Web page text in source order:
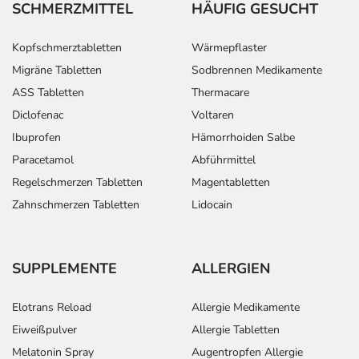
Einnahme vergessen?
Zeitpunkt ganz normal (also nicht mit der doppelten
Menge) fort.
Generell gilt: Achten Sie vor allem bei Säuglingen,
Kleinkindern und älteren Menschen auf eine
gewissenhafte Dosierung. Im Zweifelsfalle fragen Sie
Ihren Arzt oder Apotheker nach etwaigen Auswirkungen
oder Vorsichtsmaßnahmen.
individuell abstimmt, sollten Sie das Arzneimittel daher
Aufbewahrung
Wichtige Hinweise
SCHMERZMITTEL
Kopfschmerztabletten
Migräne Tabletten
ASS Tabletten
Diclofenac
Ibuprofen
Paracetamol
Regelschmerzen Tabletten
Zahnschmerzen Tabletten
HÄUFIG GESUCHT
Wärmepflaster
Sodbrennen Medikamente
Thermacare
Voltaren
Hämorrhoiden Salbe
Abführmittel
Magentabletten
Lidocain
SUPPLEMENTE
Elotrans Reload
Eiweißpulver
Melatonin Spray
ALLERGIEN
Allergie Medikamente
Allergie Tabletten
Augentropfen Allergie